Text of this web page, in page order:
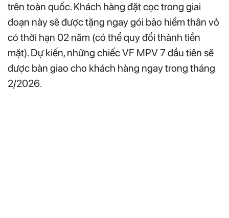
trên toàn quốc. Khách hàng đặt cọc trong giai
đoạn này sẽ được tặng ngay gói bảo hiểm thân vỏ
có thời hạn 02 năm (có thể quy đổi thành tiền
mặt). Dự kiến, những chiếc VF MPV 7 đầu tiên sẽ
được bàn giao cho khách hàng ngay trong tháng
2/2026.